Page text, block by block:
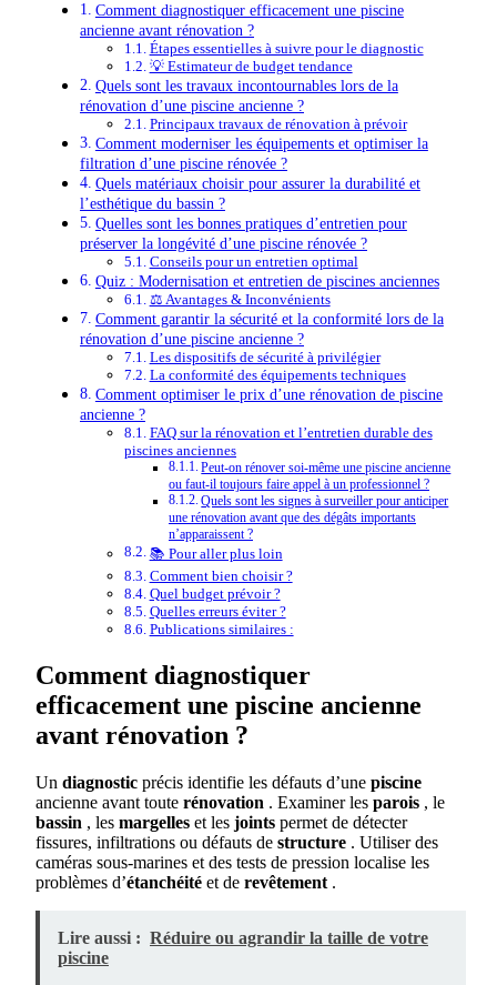
Comment diagnostiquer efficacement une piscine
ancienne avant rénovation ?
Étapes essentielles à suivre pour le diagnostic
💡 Estimateur de budget tendance
Quels sont les travaux incontournables lors de la
rénovation d’une piscine ancienne ?
Principaux travaux de rénovation à prévoir
Comment moderniser les équipements et optimiser la
filtration d’une piscine rénovée ?
Quels matériaux choisir pour assurer la durabilité et
l’esthétique du bassin ?
Quelles sont les bonnes pratiques d’entretien pour
préserver la longévité d’une piscine rénovée ?
Conseils pour un entretien optimal
Quiz : Modernisation et entretien de piscines anciennes
⚖️ Avantages & Inconvénients
Comment garantir la sécurité et la conformité lors de la
rénovation d’une piscine ancienne ?
Les dispositifs de sécurité à privilégier
La conformité des équipements techniques
Comment optimiser le prix d’une rénovation de piscine
ancienne ?
FAQ sur la rénovation et l’entretien durable des
piscines anciennes
Peut-on rénover soi-même une piscine ancienne
ou faut-il toujours faire appel à un professionnel ?
Quels sont les signes à surveiller pour anticiper
une rénovation avant que des dégâts importants
n’apparaissent ?
📚 Pour aller plus loin
Comment bien choisir ?
Quel budget prévoir ?
Quelles erreurs éviter ?
Publications similaires :
Comment diagnostiquer
efficacement une piscine ancienne
avant rénovation ?
Un diagnostic précis identifie les défauts d’une piscine
ancienne avant toute rénovation . Examiner les parois , le
bassin , les margelles et les joints permet de détecter
fissures, infiltrations ou défauts de structure . Utiliser des
caméras sous-marines et des tests de pression localise les
problèmes d’étanchéité et de revêtement .
Lire aussi : Réduire ou agrandir la taille de votre
piscine